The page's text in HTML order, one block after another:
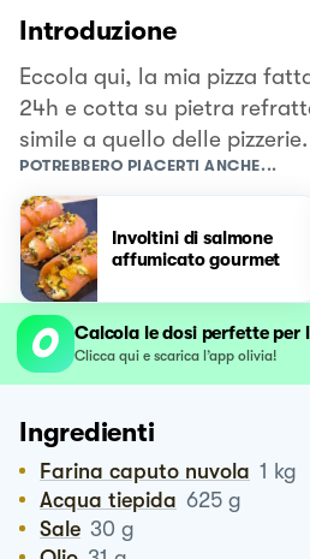
Introduzione
Eccola qui, la mia pizza
24h e cotta su pietra
simile a quello delle pizzerie.
POTREBBERO PIACERTI ANCHE...
Involtini di salmone
affumicato gourmet
Calcola le dosi perfette per
Clicca qui e scarica l’app olivia!
Ingredienti
Farina caputo nuvola 1 kg
Acqua tiepida 625 g
Sale 30 g